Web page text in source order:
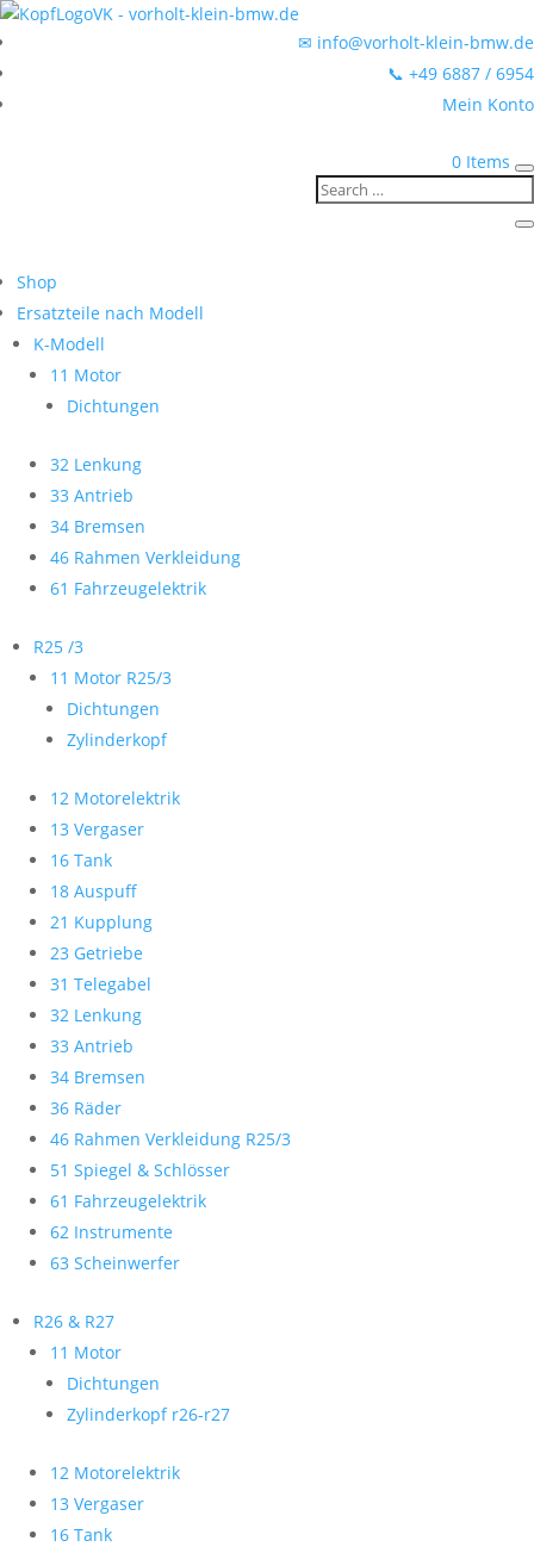
✉ info@vorholt-klein-bmw.de
📞 +49 6887 / 6954
Mein Konto
0 Items
Shop
Ersatzteile nach Modell
K-Modell
11 Motor
Dichtungen
32 Lenkung
33 Antrieb
34 Bremsen
46 Rahmen Verkleidung
61 Fahrzeugelektrik
R25 /3
11 Motor R25/3
Dichtungen
Zylinderkopf
12 Motorelektrik
13 Vergaser
16 Tank
18 Auspuff
21 Kupplung
23 Getriebe
31 Telegabel
32 Lenkung
33 Antrieb
34 Bremsen
36 Räder
46 Rahmen Verkleidung R25/3
51 Spiegel & Schlösser
61 Fahrzeugelektrik
62 Instrumente
63 Scheinwerfer
R26 & R27
11 Motor
Dichtungen
Zylinderkopf r26-r27
12 Motorelektrik
13 Vergaser
16 Tank